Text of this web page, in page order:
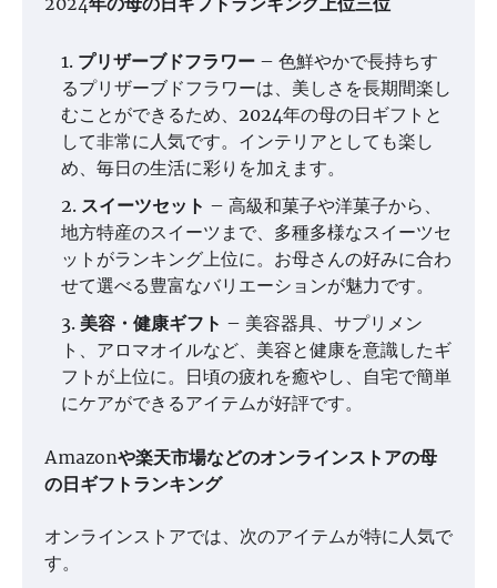
プリザーブドフラワー – 色鮮やかで長持ちす
るプリザーブドフラワーは、美しさを長期間楽し
むことができるため、2024年の母の日ギフトと
して非常に人気です。インテリアとしても楽し
め、毎日の生活に彩りを加えます。
スイーツセット – 高級和菓子や洋菓子から、
地方特産のスイーツまで、多種多様なスイーツセ
ットがランキング上位に。お母さんの好みに合わ
せて選べる豊富なバリエーションが魅力です。
美容・健康ギフト – 美容器具、サプリメン
ト、アロマオイルなど、美容と健康を意識したギ
フトが上位に。日頃の疲れを癒やし、自宅で簡単
にケアができるアイテムが好評です。
Amazonや楽天市場などのオンラインストアの母
の日ギフトランキング
オンラインストアでは、次のアイテムが特に人気で
す。